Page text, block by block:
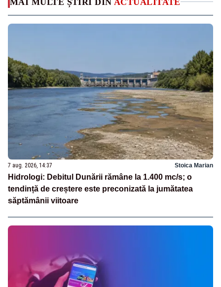
7 aug. 2026, 14:37 Stoica Marian
Hidrologi: Debitul Dunării rămâne la 1.400 mc/s; o
tendință de creștere este preconizată la jumătatea
săptămânii viitoare